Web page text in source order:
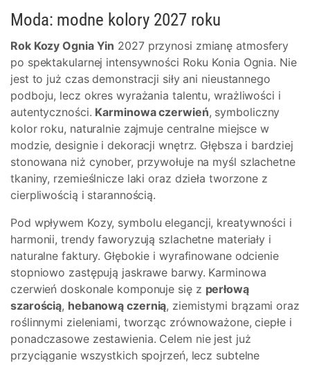
Moda: modne kolory 2027 roku
Rok Kozy Ognia Yin 2027 przynosi zmianę atmosfery
po spektakularnej intensywności Roku Konia Ognia. Nie
jest to już czas demonstracji siły ani nieustannego
podboju, lecz okres wyrażania talentu, wrażliwości i
autentyczności. Karminowa czerwień, symboliczny
kolor roku, naturalnie zajmuje centralne miejsce w
modzie, designie i dekoracji wnętrz. Głębsza i bardziej
stonowana niż cynober, przywołuje na myśl szlachetne
tkaniny, rzemieślnicze laki oraz dzieła tworzone z
cierpliwością i starannością.
Pod wpływem Kozy, symbolu elegancji, kreatywności i
harmonii, trendy faworyzują szlachetne materiały i
naturalne faktury. Głębokie i wyrafinowane odcienie
stopniowo zastępują jaskrawe barwy. Karminowa
czerwień doskonale komponuje się z perłową
szarością, hebanową czernią, ziemistymi brązami oraz
roślinnymi zieleniami, tworząc zrównoważone, ciepłe i
ponadczasowe zestawienia. Celem nie jest już
przyciąganie wszystkich spojrzeń, lecz subtelne